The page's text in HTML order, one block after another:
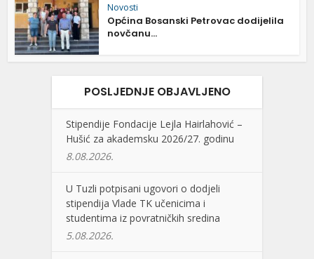
Novosti
Općina Bosanski Petrovac dodijelila
novčanu...
POSLJEDNJE OBJAVLJENO
Stipendije Fondacije Lejla Hairlahović –
Hušić za akademsku 2026/27. godinu
8.08.2026.
U Tuzli potpisani ugovori o dodjeli
stipendija Vlade TK učenicima i
studentima iz povratničkih sredina
5.08.2026.